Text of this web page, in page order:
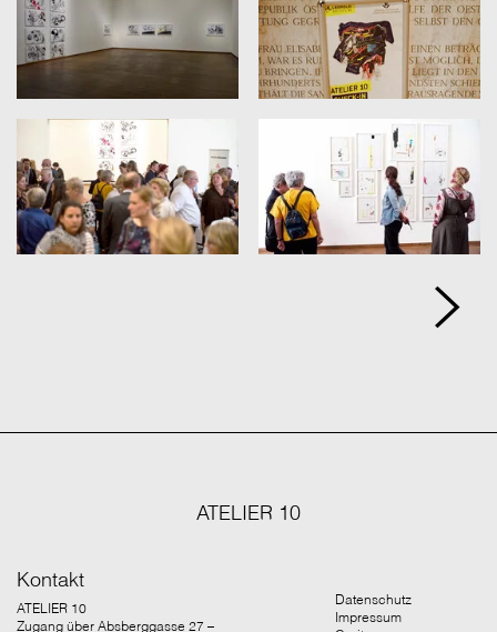
ATELIER 10
Kontakt
ATELIER 10
Zugang über Absberggasse 27 –
Datenschutz
Impressum